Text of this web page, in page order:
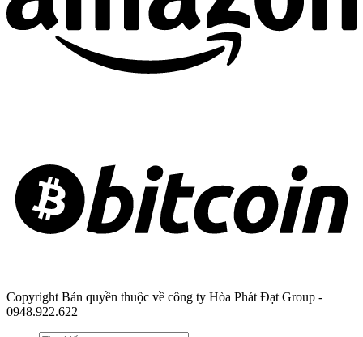
Copyright Bản quyền thuộc về công ty Hòa Phát Đạt Group -
0948.922.622